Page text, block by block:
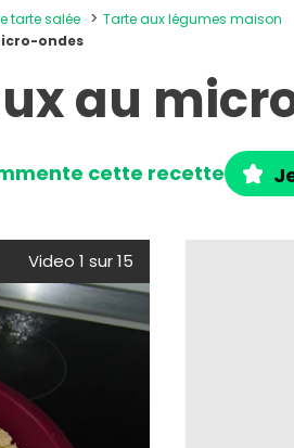
tarte salée
Tarte aux légumes maison
ondes
au
cette recette
Video 1 sur 15